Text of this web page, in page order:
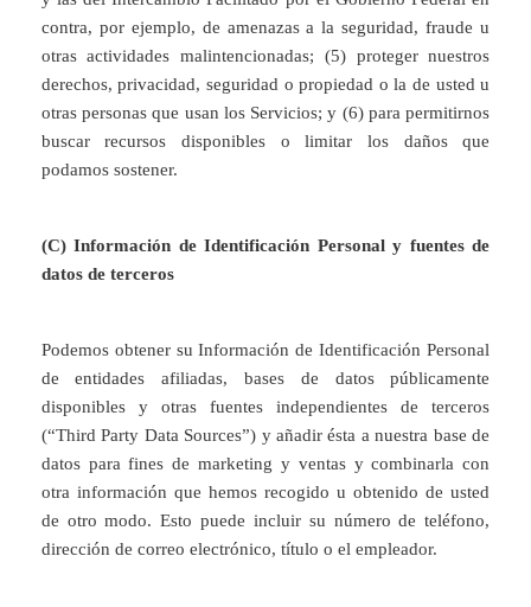
contra, por ejemplo, de amenazas a la seguridad, fraude u
otras actividades malintencionadas; (5) proteger nuestros
derechos, privacidad, seguridad o propiedad o la de usted u
otras personas que usan los Servicios; y (6) para permitirnos
buscar recursos disponibles o limitar los daños que
podamos sostener.
(C) Información de Identificación Personal y fuentes de
datos de terceros
Podemos obtener su Información de Identificación Personal
de entidades afiliadas, bases de datos públicamente
disponibles y otras fuentes independientes de terceros
(“Third Party Data Sources”) y añadir ésta a nuestra base de
datos para fines de marketing y ventas y combinarla con
otra información que hemos recogido u obtenido de usted
de otro modo. Esto puede incluir su número de teléfono,
dirección de correo electrónico, título o el empleador.